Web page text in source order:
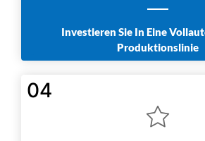
Investieren Sie In Eine
Produktionslinie
04